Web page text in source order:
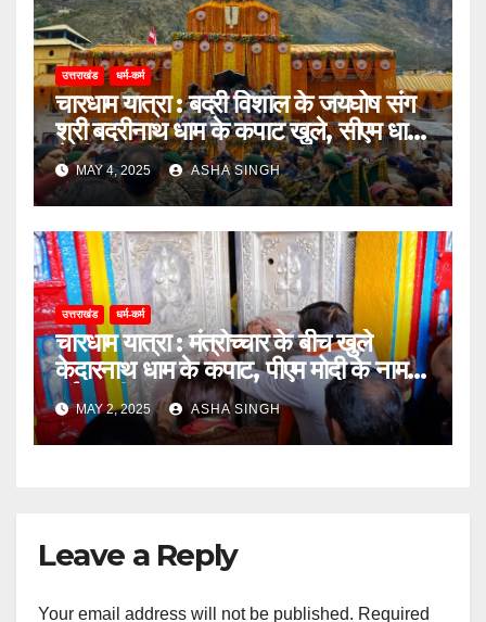
उत्तराखंड धर्म-कर्म
चारधाम यात्रा : बदरी विशाल के जयघोष संग
श्री बदरीनाथ धाम के कपाट खुले, सीएम धामी
ने दीं शुभकामनाएं
MAY 4, 2025 ASHA SINGH
उत्तराखंड धर्म-कर्म
चारधाम यात्रा : मंत्रोच्चार के बीच खुले
केदारनाथ धाम के कपाट, पीएम मोदी के नाम
हुई पहली पूजा
MAY 2, 2025 ASHA SINGH
Leave a Reply
Your email address will not be published. Required